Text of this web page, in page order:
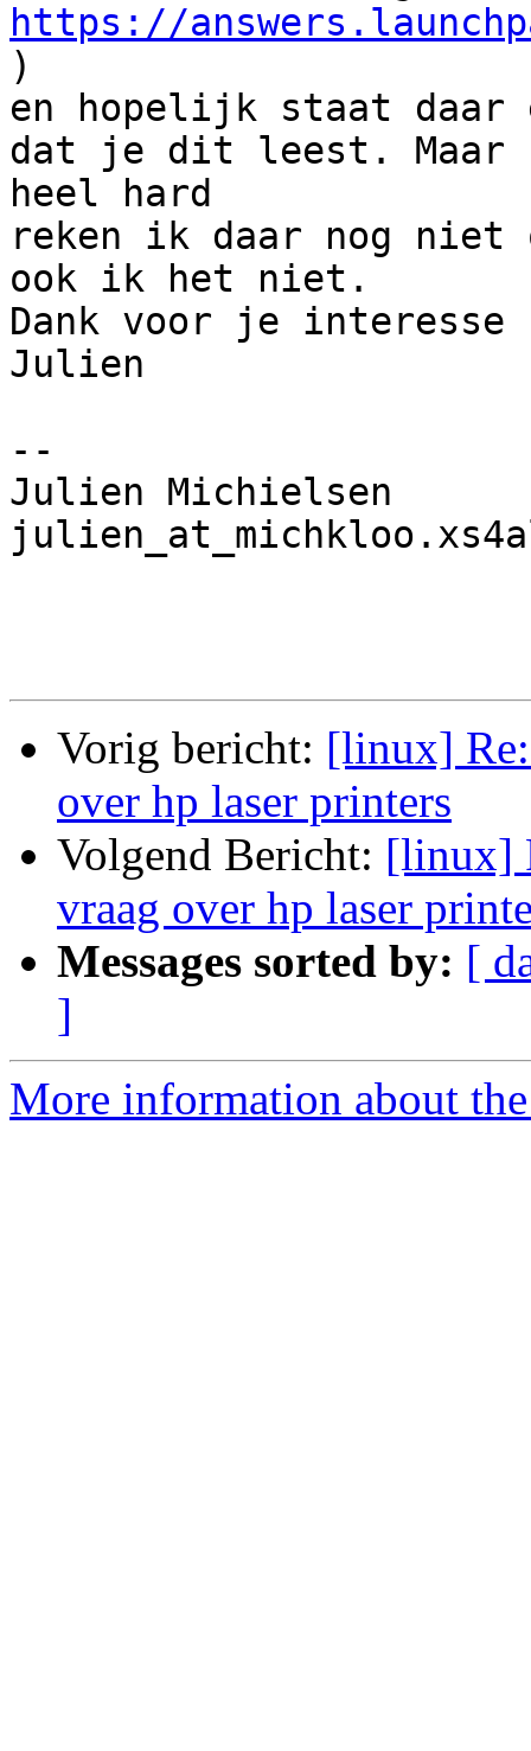
https://
)
en hopelijk staat daar
dat je dit leest. Maar
heel hard
reken ik daar nog
ook ik het niet.
Dank voor je interesse
Julien
--
Julien Michielsen
Vorig bericht: [linux] Re:
over hp laser printers
Volgend Bericht: [linux]
vraag over hp laser
Messages sorted by: [
]
More information about